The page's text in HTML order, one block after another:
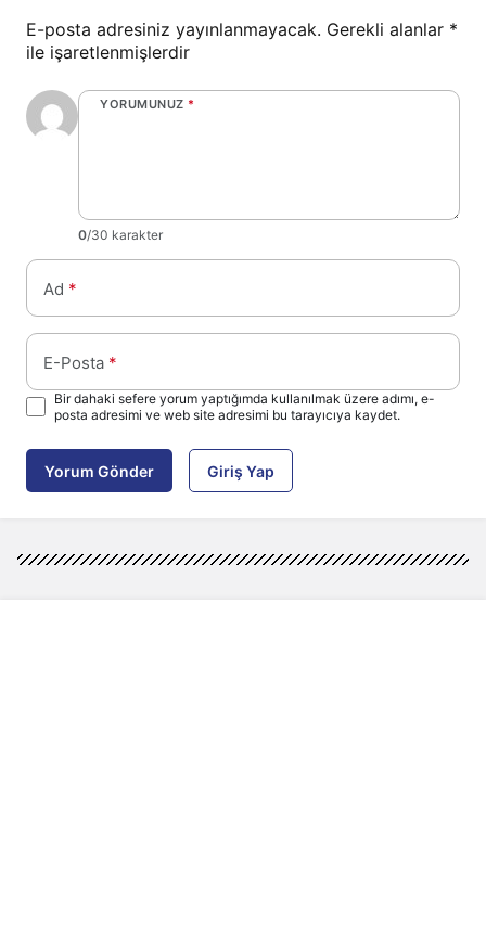
E-posta adresiniz yayınlanmayacak. Gerekli alanlar *
ile işaretlenmişlerdir
YORUMUNUZ *
0/30 karakter
Ad *
E-Posta *
Bir dahaki sefere yorum yaptığımda kullanılmak üzere adımı, e-
posta adresimi ve web site adresimi bu tarayıcıya kaydet.
Yorum Gönder Giriş Yap